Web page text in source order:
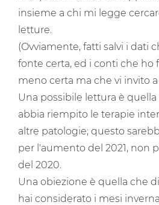
insieme a chi mi legge
letture.
(Ovviamente, fatti salvi i dati
fonte certa, ed i conti che ho
meno certa ma che vi invito
Una possibile lettura è
abbia riempito le terapie
altre patologie; questo
per l'aumento del 2021, non
del 2020.
Una obiezione è quella che
hai considerato i mesi